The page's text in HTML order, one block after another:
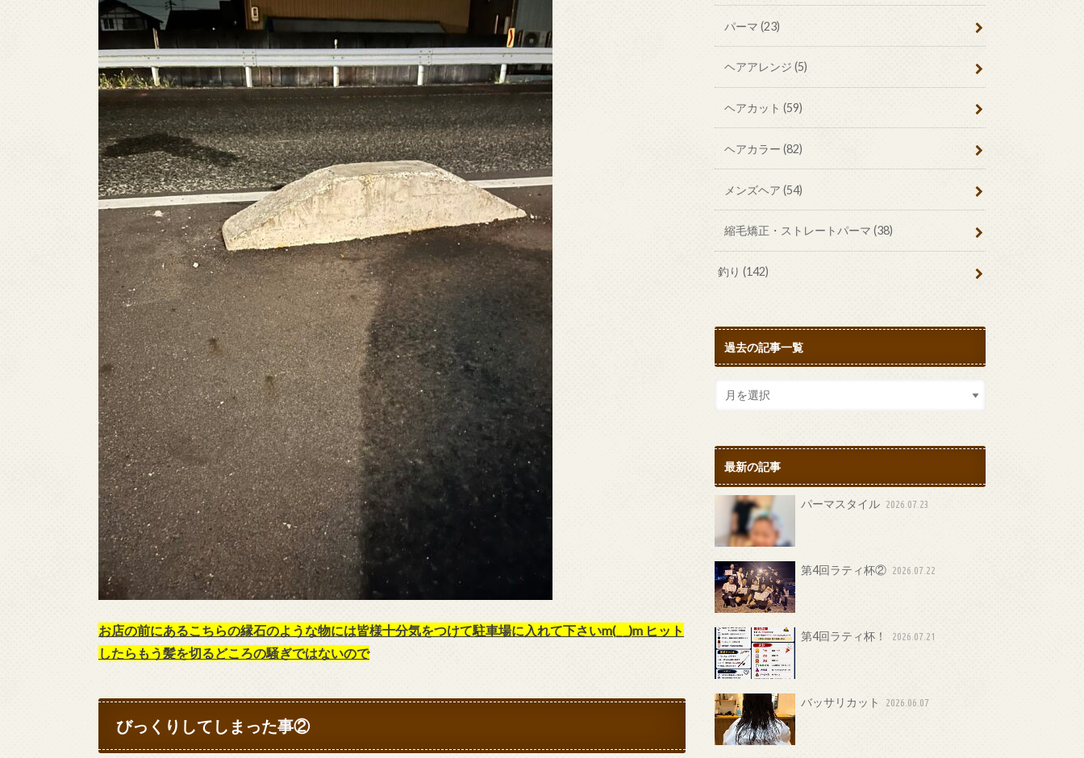
お店の前にあるこちらの縁石のような物には皆様十分気をつけて駐車場に入れて下さいm(_ _)m ヒット
したらもう髪を切るどころの騒ぎではないので
びっくりしてしまった事②
パーマ (23)
ヘアアレンジ (5)
ヘアカット (59)
ヘアカラー (82)
メンズヘア (54)
縮毛矯正・ストレートパーマ (38)
釣り(142)
過去の記事一覧
最新の記事
パーマスタイル 2026.07.23
第4回ラティ杯② 2026.07.22
第4回ラティ杯！ 2026.07.21
バッサリカット 2026.06.07